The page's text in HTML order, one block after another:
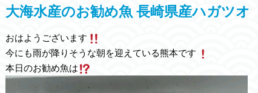
大海水産のお勧め魚 長崎県産ハガツオ
おはようございます
今にも雨が降りそうな朝を迎えている熊本です
本日のお勧め魚は